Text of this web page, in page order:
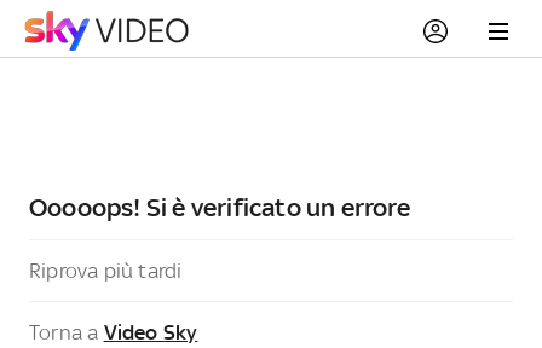
Ooooops! Si è verificato un errore
Riprova più tardi
Torna a Video Sky